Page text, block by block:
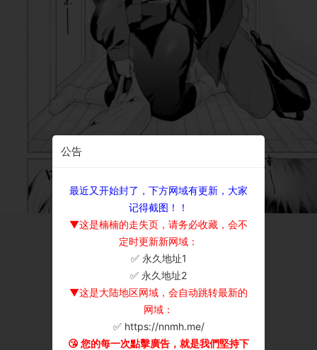
公告
最近又开始封了，下方网域有更新，大家
记得截图！！
▼这是楠楠的走失页，请务必收藏，会不
定时更新新网域：
✅ 永久地址1
✅ 永久地址2
▼这是大陆地区网域，会自动跳转最新的
网域：
✅ https://nnmh.me/
😘 您的每一次點擊廣告，就是我們堅持下